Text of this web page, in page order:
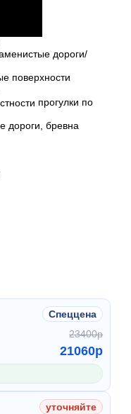
дороги/
поверхности
прогулки по
дороги, бревна
Спеццена
23400p
21060p
уточняйте